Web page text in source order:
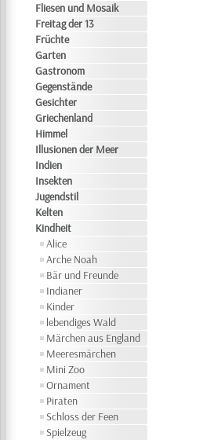
Fliesen und Mosaik
Freitag der 13
Früchte
Garten
Gastronom
Gegenstände
Gesichter
Griechenland
Himmel
Illusionen der Meer
Indien
Insekten
Jugendstil
Kelten
Kindheit
Alice
Arche Noah
Bär und Freunde
Indianer
Kinder
lebendiges Wald
Märchen aus England
Meeresmärchen
Mini Zoo
Ornament
Piraten
Schloss der Feen
Spielzeug